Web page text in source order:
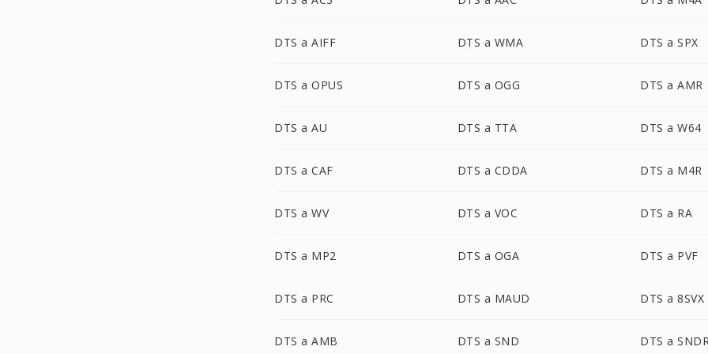
DTS a AIFF DTS a WMA DTS a SPX
DTS a OPUS DTS a OGG DTS a AMR
DTS a AU DTS a TTA DTS a W64
DTS a CAF DTS a CDDA DTS a M4R
DTS a WV DTS a VOC DTS a RA
DTS a MP2 DTS a OGA DTS a PVF
DTS a PRC DTS a MAUD DTS a 8SVX
DTS a AMB DTS a SND DTS a